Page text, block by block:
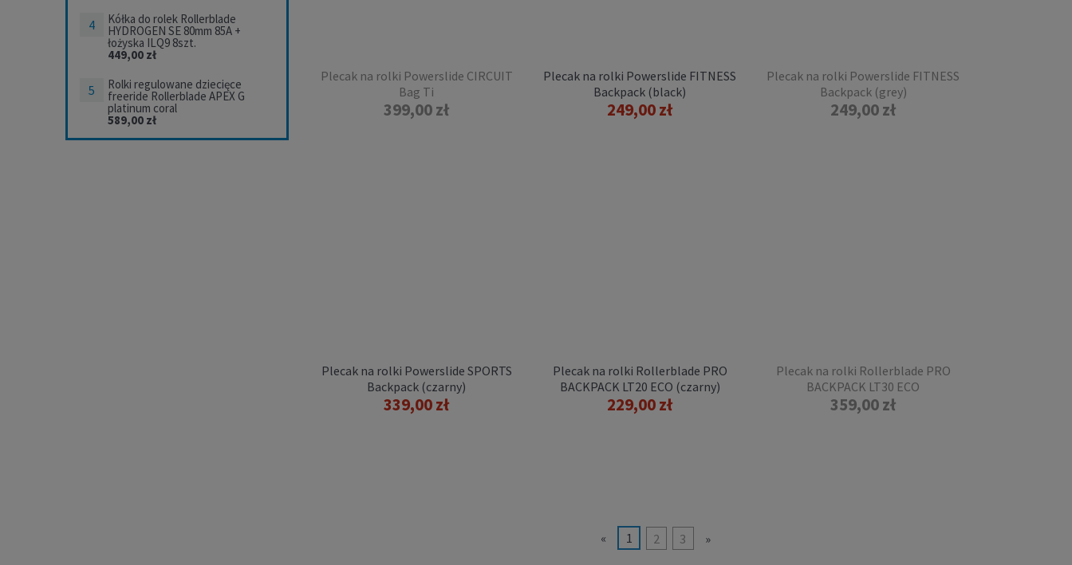
Kółka do rolek Rollerblade
HYDROGEN SE 80mm 85A +
łożyska ILQ9 8szt.
449,00 zł
Rolki regulowane dziecięce
freeride Rollerblade APEX G
platinum coral
589,00 zł
Plecak na rolki Powerslide CIRCUIT
Bag Ti
399,00 zł
Plecak na rolki Powerslide FITNESS
Backpack (black)
249,00 zł
Plecak na rolki Powerslide FITNESS
Backpack (grey)
249,00 zł
Plecak na rolki Powerslide SPORTS
Backpack (czarny)
339,00 zł
Plecak na rolki Rollerblade PRO
BACKPACK LT20 ECO (czarny)
229,00 zł
Plecak na rolki Rollerblade PRO
BACKPACK LT30 ECO
359,00 zł
« 1 2 3 »